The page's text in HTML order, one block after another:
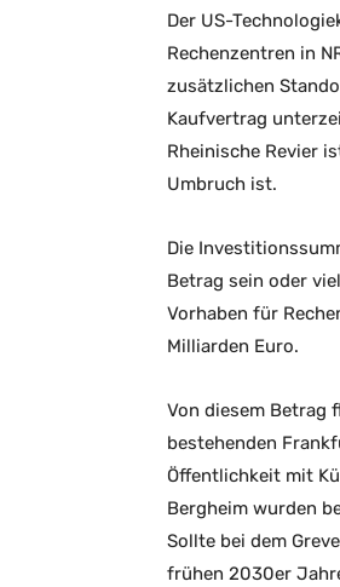
Der US-
Rechenzentren in
zusätzlichen
Kaufvertrag
Rheinische Revier
Umbruch ist.
Die
Betrag sein oder
Vorhaben für
Milliarden Euro.
Von diesem Betrag
bestehenden
Öffentlichkeit mit
Bergheim wurden
Sollte bei dem
frühen 2030er